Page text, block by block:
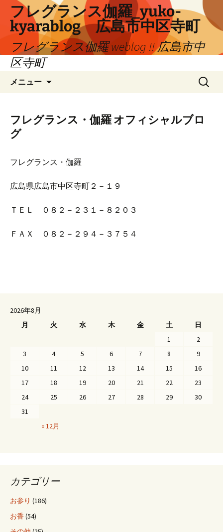
ツ
フレグランス伽羅_yuko-
kyarablog 広島市中区寺町
フレグランス伽羅 weblog !! 広島市中
区寺町
メニュー
検
索:
フレグランス・伽羅 オフィシャルブロ
グ
フレグランス・伽羅
広島県広島市中区寺町２－１９
ＴＥＬ ０８２－２３１－８２０３
ＦＡＸ ０８２－２９４－３７５４
2026年8月
月
火 水 木 金 土
日
1
2
3
4 5 6 7 8
9
10
11 12 13 14 15
16
17
18 19 20 21 22
23
24
25 26 27 28 29
30
31
« 12月
カテゴリー
お参り (186)
お香(54)